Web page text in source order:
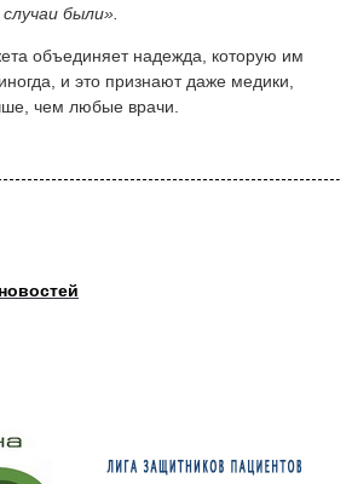
были».
объединяет надежда, которую им
и это признают даже медики,
чем любые врачи.